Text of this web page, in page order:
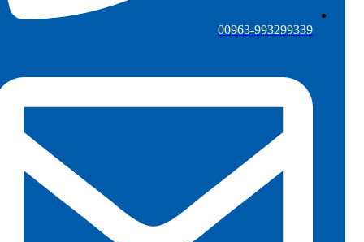
00963-993299339